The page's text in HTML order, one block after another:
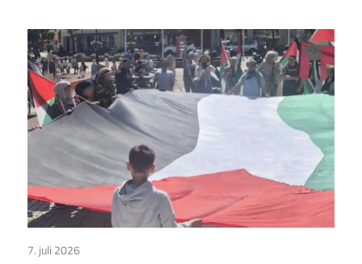
7. juli 2026